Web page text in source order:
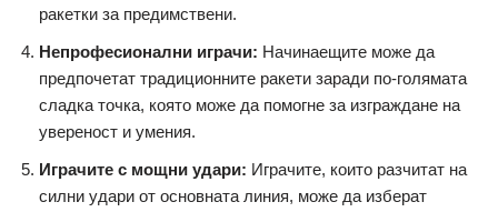
ракетки за предимствени.
Непрофесионални играчи: Начинаещите може да
предпочетат традиционните ракети заради по-голямата
сладка точка, която може да помогне за изграждане на
увереност и умения.
Играчите с мощни удари: Играчите, които разчитат на
силни удари от основната линия, може да изберат